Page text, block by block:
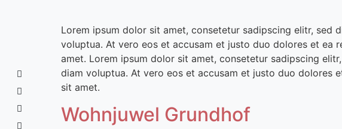
Lorem ipsum dolor sit amet, consetetur sadipscing elitr, sed
voluptua. At vero eos et accusam et justo duo dolores et ea
amet. Lorem ipsum dolor sit amet, consetetur sadipscing
diam voluptua. At vero eos et accusam et justo duo dolores
sit amet.
Wohnjuwel Grundhof